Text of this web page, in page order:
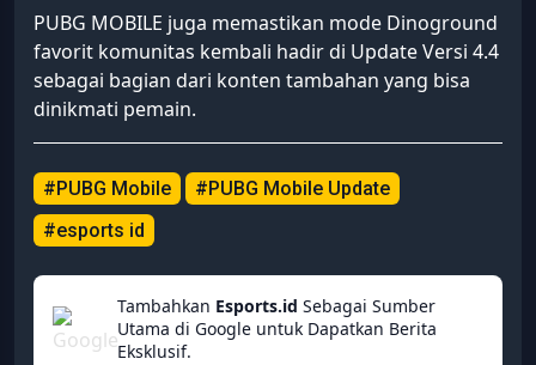
PUBG MOBILE juga memastikan mode Dinoground
favorit komunitas kembali hadir di Update Versi 4.4
sebagai bagian dari konten tambahan yang bisa
dinikmati pemain.
#PUBG Mobile
#PUBG Mobile Update
#esports id
Tambahkan Esports.id Sebagai Sumber
Utama di Google untuk Dapatkan Berita
Eksklusif.